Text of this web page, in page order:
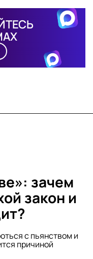
зачем
закон и
с пьянством и
причиной